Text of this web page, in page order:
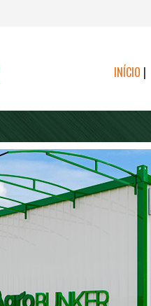
INÍCIO |